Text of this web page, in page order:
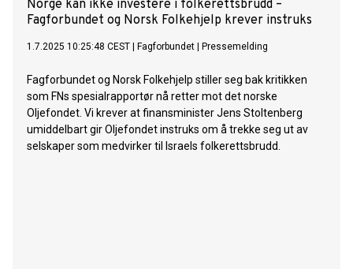
Norge kan ikke investere i folkerettsbrudd –
Fagforbundet og Norsk Folkehjelp krever instruks
1.7.2025 10:25:48 CEST Fagforbundet Pressemelding
Fagforbundet og Norsk Folkehjelp stiller seg bak kritikken
som FNs spesialrapportør nå retter mot det norske
Oljefondet. Vi krever at finansminister Jens Stoltenberg
umiddelbart gir Oljefondet instruks om å trekke seg ut av
selskaper som medvirker til Israels folkerettsbrudd.